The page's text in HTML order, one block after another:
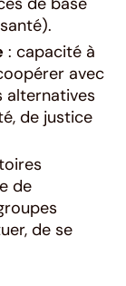
: capacité à
avec
alternatives
de justice
de
de se